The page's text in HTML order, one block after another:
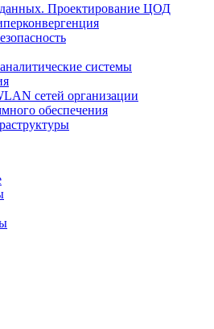
Проектирование ЦОД
системы
сетей организации
обеспечения